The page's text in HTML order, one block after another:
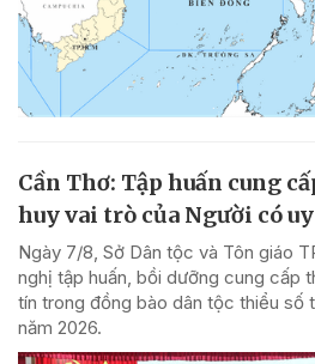
Cần Thơ: Tập huấn cung
huy vai trò của Người có
Ngày 7/8, Sở Dân tộc và Tôn giáo
nghị tập huấn, bồi dưỡng cung cấp
tín trong đồng bào dân tộc thiểu số
năm 2026.